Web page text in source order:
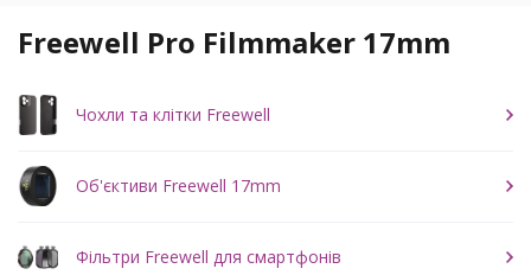
Freewell Pro Filmmaker 17mm
Чохли та клітки Freewell
Об'єктиви Freewell 17mm
Фільтри Freewell для смартфонів